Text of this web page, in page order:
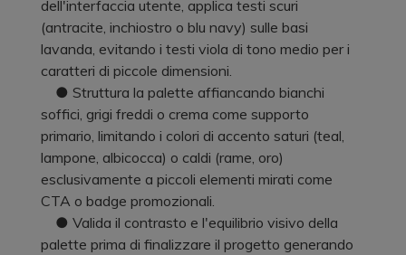
dell'interfaccia utente, applica testi scuri
(antracite, inchiostro o blu navy) sulle basi
lavanda, evitando i testi viola di tono medio per i
caratteri di piccole dimensioni.
● Struttura la palette affiancando bianchi
soffici, grigi freddi o crema come supporto
primario, limitando i colori di accento saturi (teal,
lampone, albicocca) o caldi (rame, oro)
esclusivamente a piccoli elementi mirati come
CTA o badge promozionali.
● Valida il contrasto e l'equilibrio visivo della
palette prima di finalizzare il progetto generando